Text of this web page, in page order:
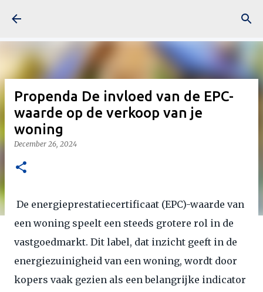
Propenda De invloed van de EPC-
waarde op de verkoop van je
woning
December 26, 2024
De energieprestatiecertificaat (EPC)-waarde van
een woning speelt een steeds grotere rol in de
vastgoedmarkt. Dit label, dat inzicht geeft in de
energiezuinigheid van een woning, wordt door
kopers vaak gezien als een belangrijke indicator